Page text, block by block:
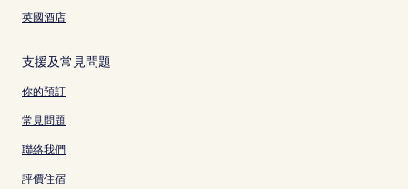
英國酒店
支援及常見問題
你的預訂
常見問題
聯絡我們
評價住宿